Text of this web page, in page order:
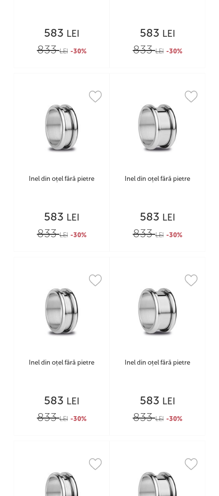
583 LEI
833LEI -30%
583 LEI
833LEI -30%
Inel din oțel fără pietre
583 LEI
833LEI -30%
Inel din oțel fără pietre
583 LEI
833LEI -30%
Inel din oțel fără pietre
583 LEI
833LEI -30%
Inel din oțel fără pietre
583 LEI
833LEI -30%